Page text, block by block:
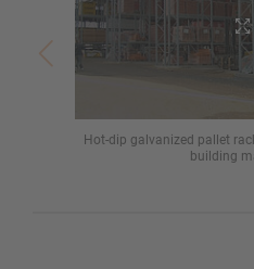
Hot-dip galvanized pallet
building